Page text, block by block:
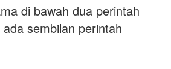
di bawah dua perintah
sembilan perintah